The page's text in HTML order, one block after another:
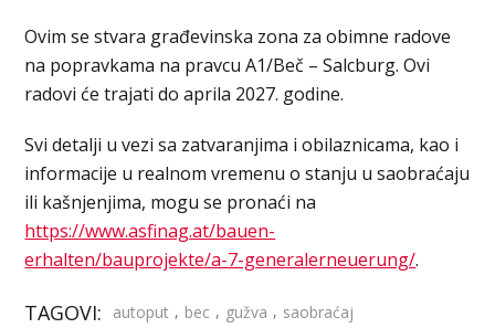
Ovim se stvara građevinska zona za obimne radove
na popravkama na pravcu A1/Beč – Salcburg. Ovi
radovi će trajati do aprila 2027. godine.
Svi detalji u vezi sa zatvaranjima i obilaznicama, kao i
informacije u realnom vremenu o stanju u saobraćaju
ili kašnjenjima, mogu se pronaći na
https://www.asfinag.at/bauen-
erhalten/bauprojekte/a-7-generalerneuerung/.
TAGOVI: autoput , bec , gužva , saobraćaj